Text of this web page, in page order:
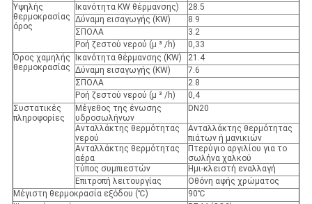
Υψηλής
θερμοκρασίας
όρος
Ικανότητα KW θέρμανσης)
28.5
Δύναμη εισαγωγής (KW)
8.9
ΣΠΟΛΑ
3.2
Ροή ζεστού νερού (μ ³ /h)
0,33
Όρος χαμηλής
θερμοκρασίας
Ικανότητα θέρμανσης (KW)
21.4
Δύναμη εισαγωγής (KW)
7.6
ΣΠΟΛΑ
2.8
Ροή ζεστού νερού (μ ³ /h)
0,4
Συστατικές
πληροφορίες
Μέγεθος της ένωσης
υδροσωλήνων
DN20
Ανταλλάκτης θερμότητας
νερού
Ανταλλάκτης θερμότητας
πιάτων ή μανικιών
Ανταλλάκτης θερμότητας
αέρα
Πτερύγιο αργιλίου για το
σωλήνα χαλκού
τύπος συμπιεστών
Ημι-κλειστή εναλλαγή
Επιτροπή λειτουργίας
Οθόνη αφής χρώματος
Μέγιστη θερμοκρασία εξόδου (℃)
90℃